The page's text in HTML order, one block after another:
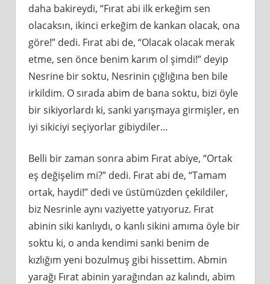
daha bakireydi, “Fırat abi ilk erkeğim sen
olacaksın, ikinci erkeğim de kankan olacak, ona
göre!” dedi. Fırat abi de, “Olacak olacak merak
etme, sen önce benim karım ol şimdi!” deyip
Nesrine bir soktu, Nesrinin çığlığına ben bile
irkildim. O sırada abim de bana soktu, bizi öyle
bir sikiyorlardı ki, sanki yarışmaya girmişler, en
iyi sikiciyi seçiyorlar gibiydiler…
Belli bir zaman sonra abim Fırat abiye, “Ortak
eş değişelim mi?” dedi. Fırat abi de, “Tamam
ortak, haydi!” dedi ve üstümüzden çekildiler,
biz Nesrinle aynı vaziyette yatıyoruz. Fırat
abinin siki kanlıydı, o kanlı sikini amıma öyle bir
soktu ki, o anda kendimi sanki benim de
kızlığım yeni bozulmuş gibi hissettim. Abmin
yarağı Fırat abinin yarağından az kalındı, abim